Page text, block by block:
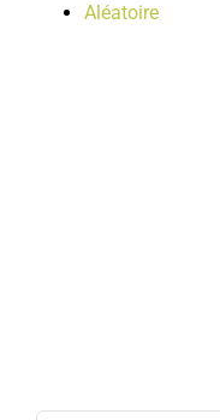
Aléatoire